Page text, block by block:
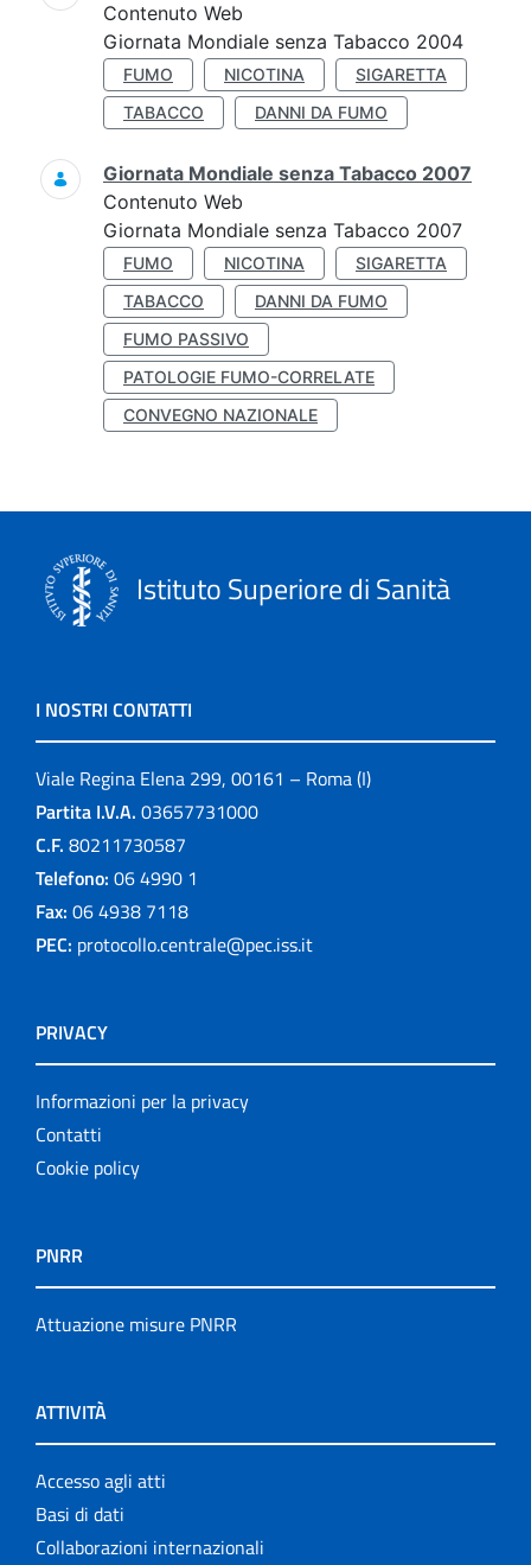
Contenuto Web
Giornata Mondiale senza Tabacco 2004
FUMO NICOTINA
SIGARETTA
TABACCO
DANNI DA FUMO
Giornata Mondiale senza Tabacco 2007
Contenuto Web
Giornata Mondiale senza Tabacco 2007
FUMO NICOTINA
SIGARETTA
TABACCO
DANNI DA FUMO
FUMO PASSIVO
PATOLOGIE FUMO-CORRELATE
CONVEGNO NAZIONALE
Istituto Superiore di Sanità
I NOSTRI CONTATTI
Viale Regina Elena 299, 00161 – Roma (I)
Partita I.V.A. 03657731000
C.F. 80211730587
Telefono: 06 4990 1
Fax: 06 4938 7118
PEC: protocollo.centrale@pec.iss.it
PRIVACY
Informazioni per la privacy
Contatti
Cookie policy
PNRR
Attuazione misure PNRR
ATTIVITÀ
Accesso agli atti
Basi di dati
Collaborazioni internazionali